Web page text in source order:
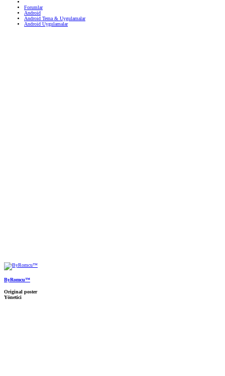
Forumlar
Android
Android Tema & Uygulamalar
Android Uygulamalar
ByRomcu™
Original poster
Yönetici